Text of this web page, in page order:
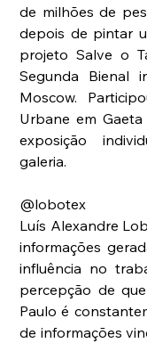
de milhões de
depois de pintar
projeto Salve o
Segunda Bienal
Moscow.
Urbane em
exposição
galeria.
@lobotex
Luís Alexandre
informações
influência no
percepção de
Paulo é
de informações